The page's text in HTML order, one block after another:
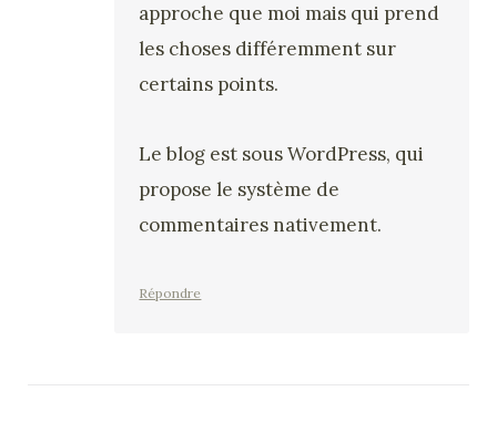
approche que moi mais qui prend
les choses différemment sur
certains points.
Le blog est sous WordPress, qui
propose le système de
commentaires nativement.
Répondre